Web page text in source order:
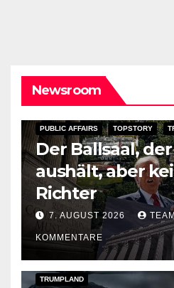
Newsroom
PUBLIC AFFAIRS TOPSTORY
Der Ballsaal,
aushält, aber
Richter
7. AUGUST 2026
KOMMENTARE
KAIZEN
TRUMPLAND